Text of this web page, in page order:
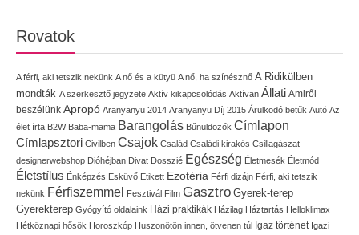
Rovatok
A férfi, aki tetszik nekünk A nő és a kütyü A nő, ha színésznő A Ridikülben
mondták A szerkesztő jegyzete Aktív kikapcsolódás Aktívan Állati Amiről
beszélünk Apropó Aranyanyu 2014 Aranyanyu Díj 2015 Árulkodó betűk Autó Az
élet írta B2W Baba-mama Barangolás Bűnüldözők Címlapon
Címlapsztori Civilben Csajok Család Családi kirakós Csillagászat
designerwebshop Dióhéjban Divat Dosszié Egészség Életmesék Életmód
Életstílus Énképzés Esküvő Etikett Ezotéria Férfi dizájn Férfi, aki tetszik
nekünk Férfiszemmel Fesztivál Film Gasztro Gyerek-terep
Gyerekterep Gyógyító oldalaink Házi praktikák Házilag Háztartás Helloklimax
Hétköznapi hősök Horoszkóp Huszonötön innen, ötvenen túl Igaz történet Igazi